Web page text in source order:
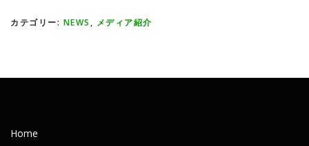
カテゴリー: NEWS , メディア紹介
Home